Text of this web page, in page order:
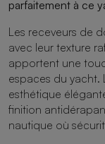
parfaitement à ce
Les receveurs de
avec leur texture
apportent une
espaces du yacht.
esthétique
finition
nautique où